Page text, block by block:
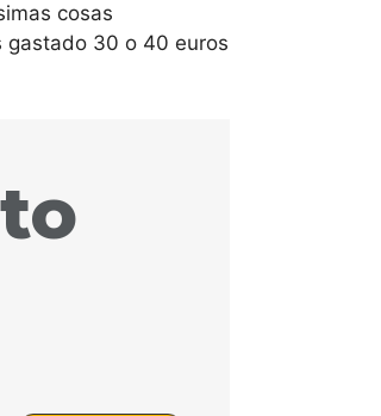
cosas
gastado 30 o 40 euros